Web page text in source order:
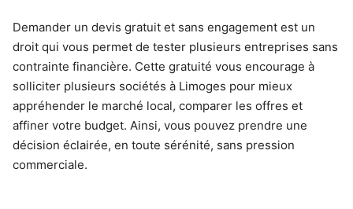
Demander un devis gratuit et sans engagement est un
droit qui vous permet de tester plusieurs entreprises sans
contrainte financière. Cette gratuité vous encourage à
solliciter plusieurs sociétés à Limoges pour mieux
appréhender le marché local, comparer les offres et
affiner votre budget. Ainsi, vous pouvez prendre une
décision éclairée, en toute sérénité, sans pression
commerciale.